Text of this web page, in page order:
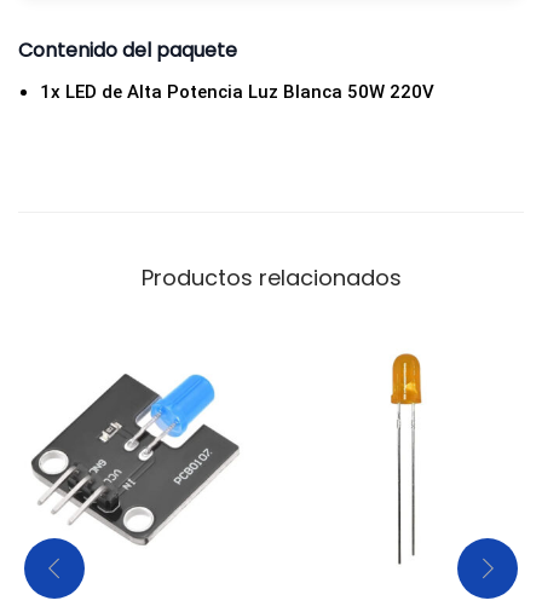
Contenido del paquete
1x LED de Alta Potencia Luz Blanca 50W 220V
Productos relacionados